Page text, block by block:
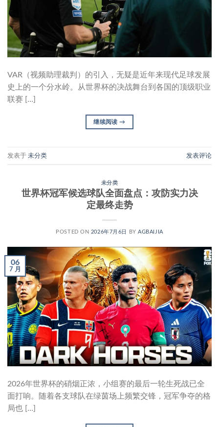
VAR（视频助理裁判）的引入，无疑是近年来现代足球发展
史上的一个分水岭。从世界杯的决战舞台到各国的顶级职业
联赛 […]
继续阅读→
发表于 未分类 发表评论
未分类
世界杯冠军候选球队全面盘点：攻防实力决
定最终走势
POSTED ON 2026年7月6日 BYAGBAIJIA
06
7 月
2026年世界杯的硝烟正浓，小组赛的最后一轮生死战已全
面打响。随着各支球队在绿茵场上频繁交锋，冠军争夺的格
局也 […]